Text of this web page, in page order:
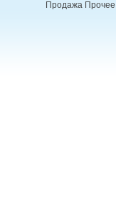
Продажа Прочее